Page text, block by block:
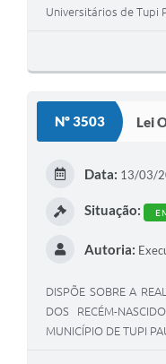
Universitários de Tupi
Nº 3503 Lei
Data: 13/03/
Situação:
Autoria:
DISPÕE SOBRE A
DOS RECÉM-
MUNICÍPIO DE TUPI